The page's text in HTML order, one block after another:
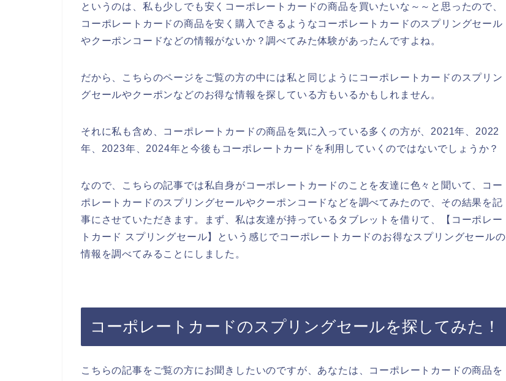
というのは、私も少しでも安くコーポレートカードの商品を買いたいな～～と思ったので、
コーポレートカードの商品を安く購入できるようなコーポレートカードのスプリングセール
やクーポンコードなどの情報がないか？調べてみた体験があったんですよね。
だから、こちらのページをご覧の方の中には私と同じようにコーポレートカードのスプリン
グセールやクーポンなどのお得な情報を探している方もいるかもしれません。
それに私も含め、コーポレートカードの商品を気に入っている多くの方が、2021年、2022
年、2023年、2024年と今後もコーポレートカードを利用していくのではないでしょうか？
なので、こちらの記事では私自身がコーポレートカードのことを友達に色々と聞いて、コー
ポレートカードのスプリングセールやクーポンコードなどを調べてみたので、その結果を記
事にさせていただきます。まず、私は友達が持っているタブレットを借りて、【コーポレー
トカード スプリングセール】という感じでコーポレートカードのお得なスプリングセールの
情報を調べてみることにしました。
コーポレートカードのスプリングセールを探してみた！
こちらの記事をご覧の方にお聞きしたいのですが、あなたは、コーポレートカードの商品を